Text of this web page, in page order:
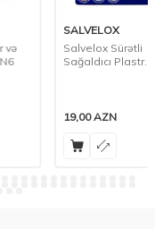
SALVELOX
Salvelox Sürətli
Sağaldıcı Plastr
19,00AZN